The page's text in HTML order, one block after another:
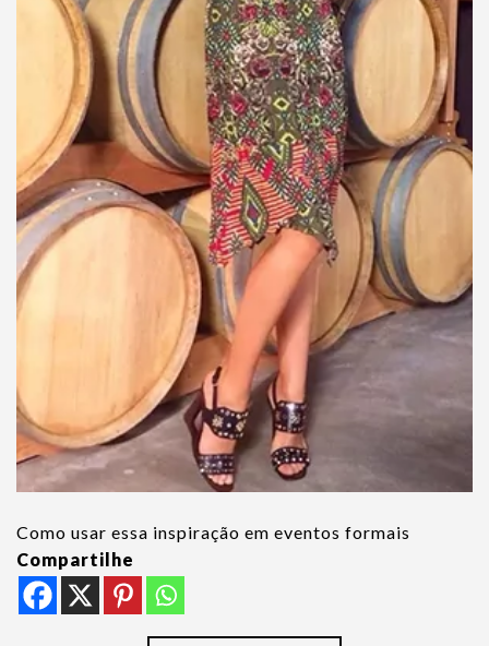
Como usar essa inspiração em eventos formais
Compartilhe